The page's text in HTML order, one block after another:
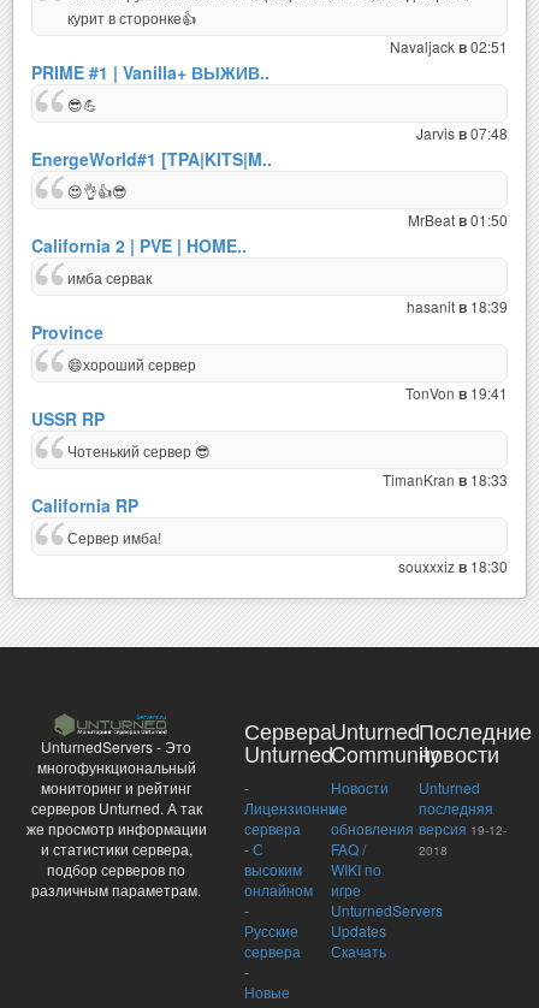
курит в сторонке👍
Navaljackв02:51
PRIME #1 | Vanilla+ ВЫЖИВ..
😎💪
Jarvisв07:48
EnergeWorld#1 [TPA|KITS|M..
😍👌👍😎
MrBeatв01:50
California 2 | PVE | HOME..
имба сервак
hasanitв 18:39
Province
😄хороший сервер
TonVon в 19:41
USSR RP
Чотенький сервер 😎
TimanKran в 18:33
California RP
Сервер имба!
souxxxizв 18:30
UnturnedServers - Это
многофункциональный
мониторинг и рейтинг
серверов Unturned. А так
же просмотр информации
и статистики сервера,
подбор серверов по
различным параметрам.
Сервера
Unturned
-
Лицензионные
сервера
-С
высоким
онлайном
-
Русские
сервера
-
Новые
Unturned
Community
Новости
и
обновления
FAQ /
WIKI по
игре
UnturnedServers
Updates
Скачать
Последние
новости
Unturned
последняя
версия 19-12-
2018